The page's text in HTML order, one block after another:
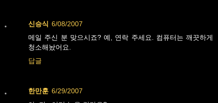
신승식 6/08/2007
메일 주신 분 맞으시죠? 예, 연락 주세요. 컴퓨터는 깨끗하게
청소해놨어요.
답글
한만훈 6/29/2007